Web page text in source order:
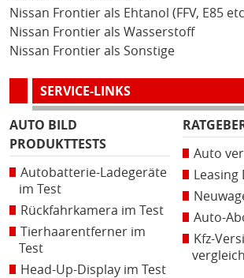
Nissan Frontier als Ehtanol (FFV, E85
Nissan Frontier als Wasserstoff
Nissan Frontier als Sonstige
SERVICE-LINKS
AUTO BILD
PRODUKTTESTS
Autobatterie-Ladegeräte
im Test
Rückfahrkamera im Test
Tierhaarentferner im
Test
Head-Up-Display im Test
Auto
Leasing
Auto-
Kfz-